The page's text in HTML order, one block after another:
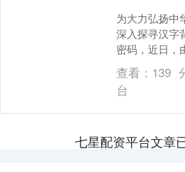
为大力弘扬中
深入探寻汉字
密码，近日，
心筹备策划的
皖江工学院图
查看： 139
台
七星配资平台文章